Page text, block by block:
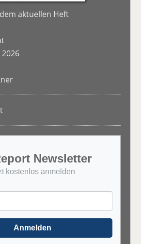
aktuellen Heft
Newsletter
kostenlos anmelden
Anmelden